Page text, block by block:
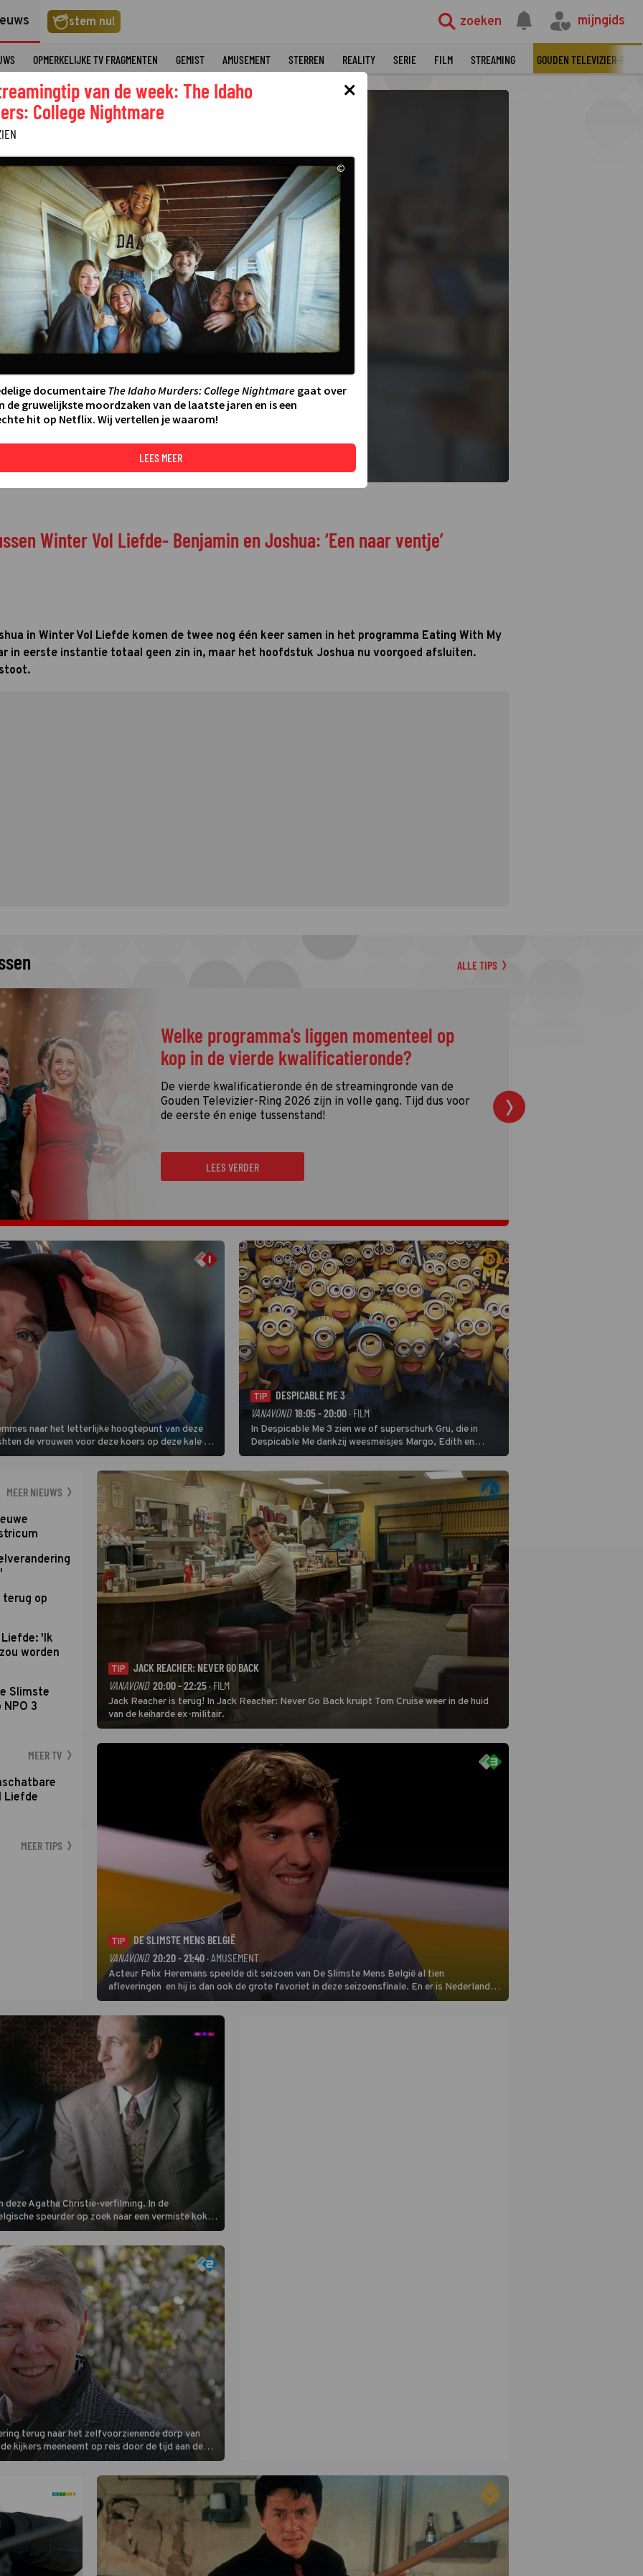
stem nu! zoeken mijngids
OPMERKELIJKE TV FRAGMENTEN GEMIST AMUSEMENT STERREN REALITY SERIE FILM STREAMING GOUDEN TELEVIZIER-RING
Winter Vol Liefde- Benjamin en Joshua: ‘Een naar ventje’
in Winter Vol Liefde komen de twee nog één keer samen in het programma Eating With My
in eerste instantie totaal geen zin in, maar het hoofdstuk Joshua nu voorgoed afsluiten.
ALLE TIPS
Welke programma's liggen momenteel op
kop in de vierde kwalificatieronde?
De vierde kwalificatieronde én de streamingronde van de
Gouden Televizier-Ring 2026 zijn in volle gang. Tijd dus voor
de eerste én enige tussenstand!
LEES VERDER
naar het letterlijke hoogtepunt van deze
de vrouwen voor deze koers op deze kale col
slotklim is vlak.
TIP
DESPICABLE ME 3
VANAVOND 18:05 - 20:00 · FILM
In Despicable Me 3 zien we of superschurk Gru, die in
Despicable Me dankzij weesmeisjes Margo, Edith en
Agnes de overstap naar het rechte pad maakte, ook op
dat pad weet te blijven.
MEER NIEUWS
terug op
'Ik
worden
Slimste
3
MEER TV
Liefde
MEER TIPS
TIP
JACK REACHER: NEVER GO BACK
VANAVOND 20:00 - 22:25· FILM
Jack Reacher is terug! In Jack Reacher: Never Go Back kruipt Tom Cruise weer in de huid
van de keiharde ex-militair.
TIP
DE SLIMSTE MENS BELGIË
VANAVOND 20:20 - 21:40 · AMUSEMENT
Acteur Felix Heremans speelde dit seizoen van De Slimste Mens België al tien
afleveringen en hij is dan ook de grote favoriet in deze seizoensfinale. En er is Nederlandse
inbreng, want komiek Soundos El Ahmadi neemt plaats aan de jurytafel.
deze Agatha Christie-verfilming. In de
speurder op zoek naar een vermiste kok.
(HH)
terug naar het zelfvoorzienende dorp van
kijkers meeneemt op reis door de tijd aan de
decennia. (HH)
×
van de week: The Idaho
College Nightmare
©
documentaire The Idaho Murders: College Nightmaregaat over
de gruwelijkste moordzaken van de laatste jaren en is een
hit op Netflix. Wij vertellen je waarom!
LEES MEER